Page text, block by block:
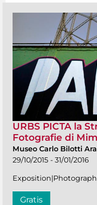
URBS PICTA la
Fotografie di
Museo Carlo Bilotti
29/10/2015 - 31/01/2016
Gratis